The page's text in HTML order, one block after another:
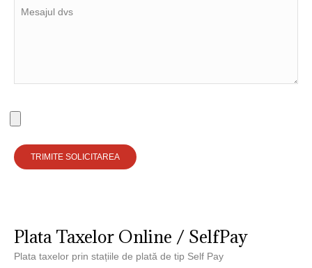
Plata Taxelor Online / SelfPay
Plata taxelor prin stațiile de plată de tip Self Pay